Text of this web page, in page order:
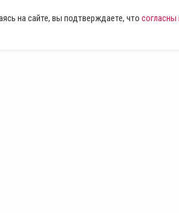
на сайте, вы подтверждаете, что согласны